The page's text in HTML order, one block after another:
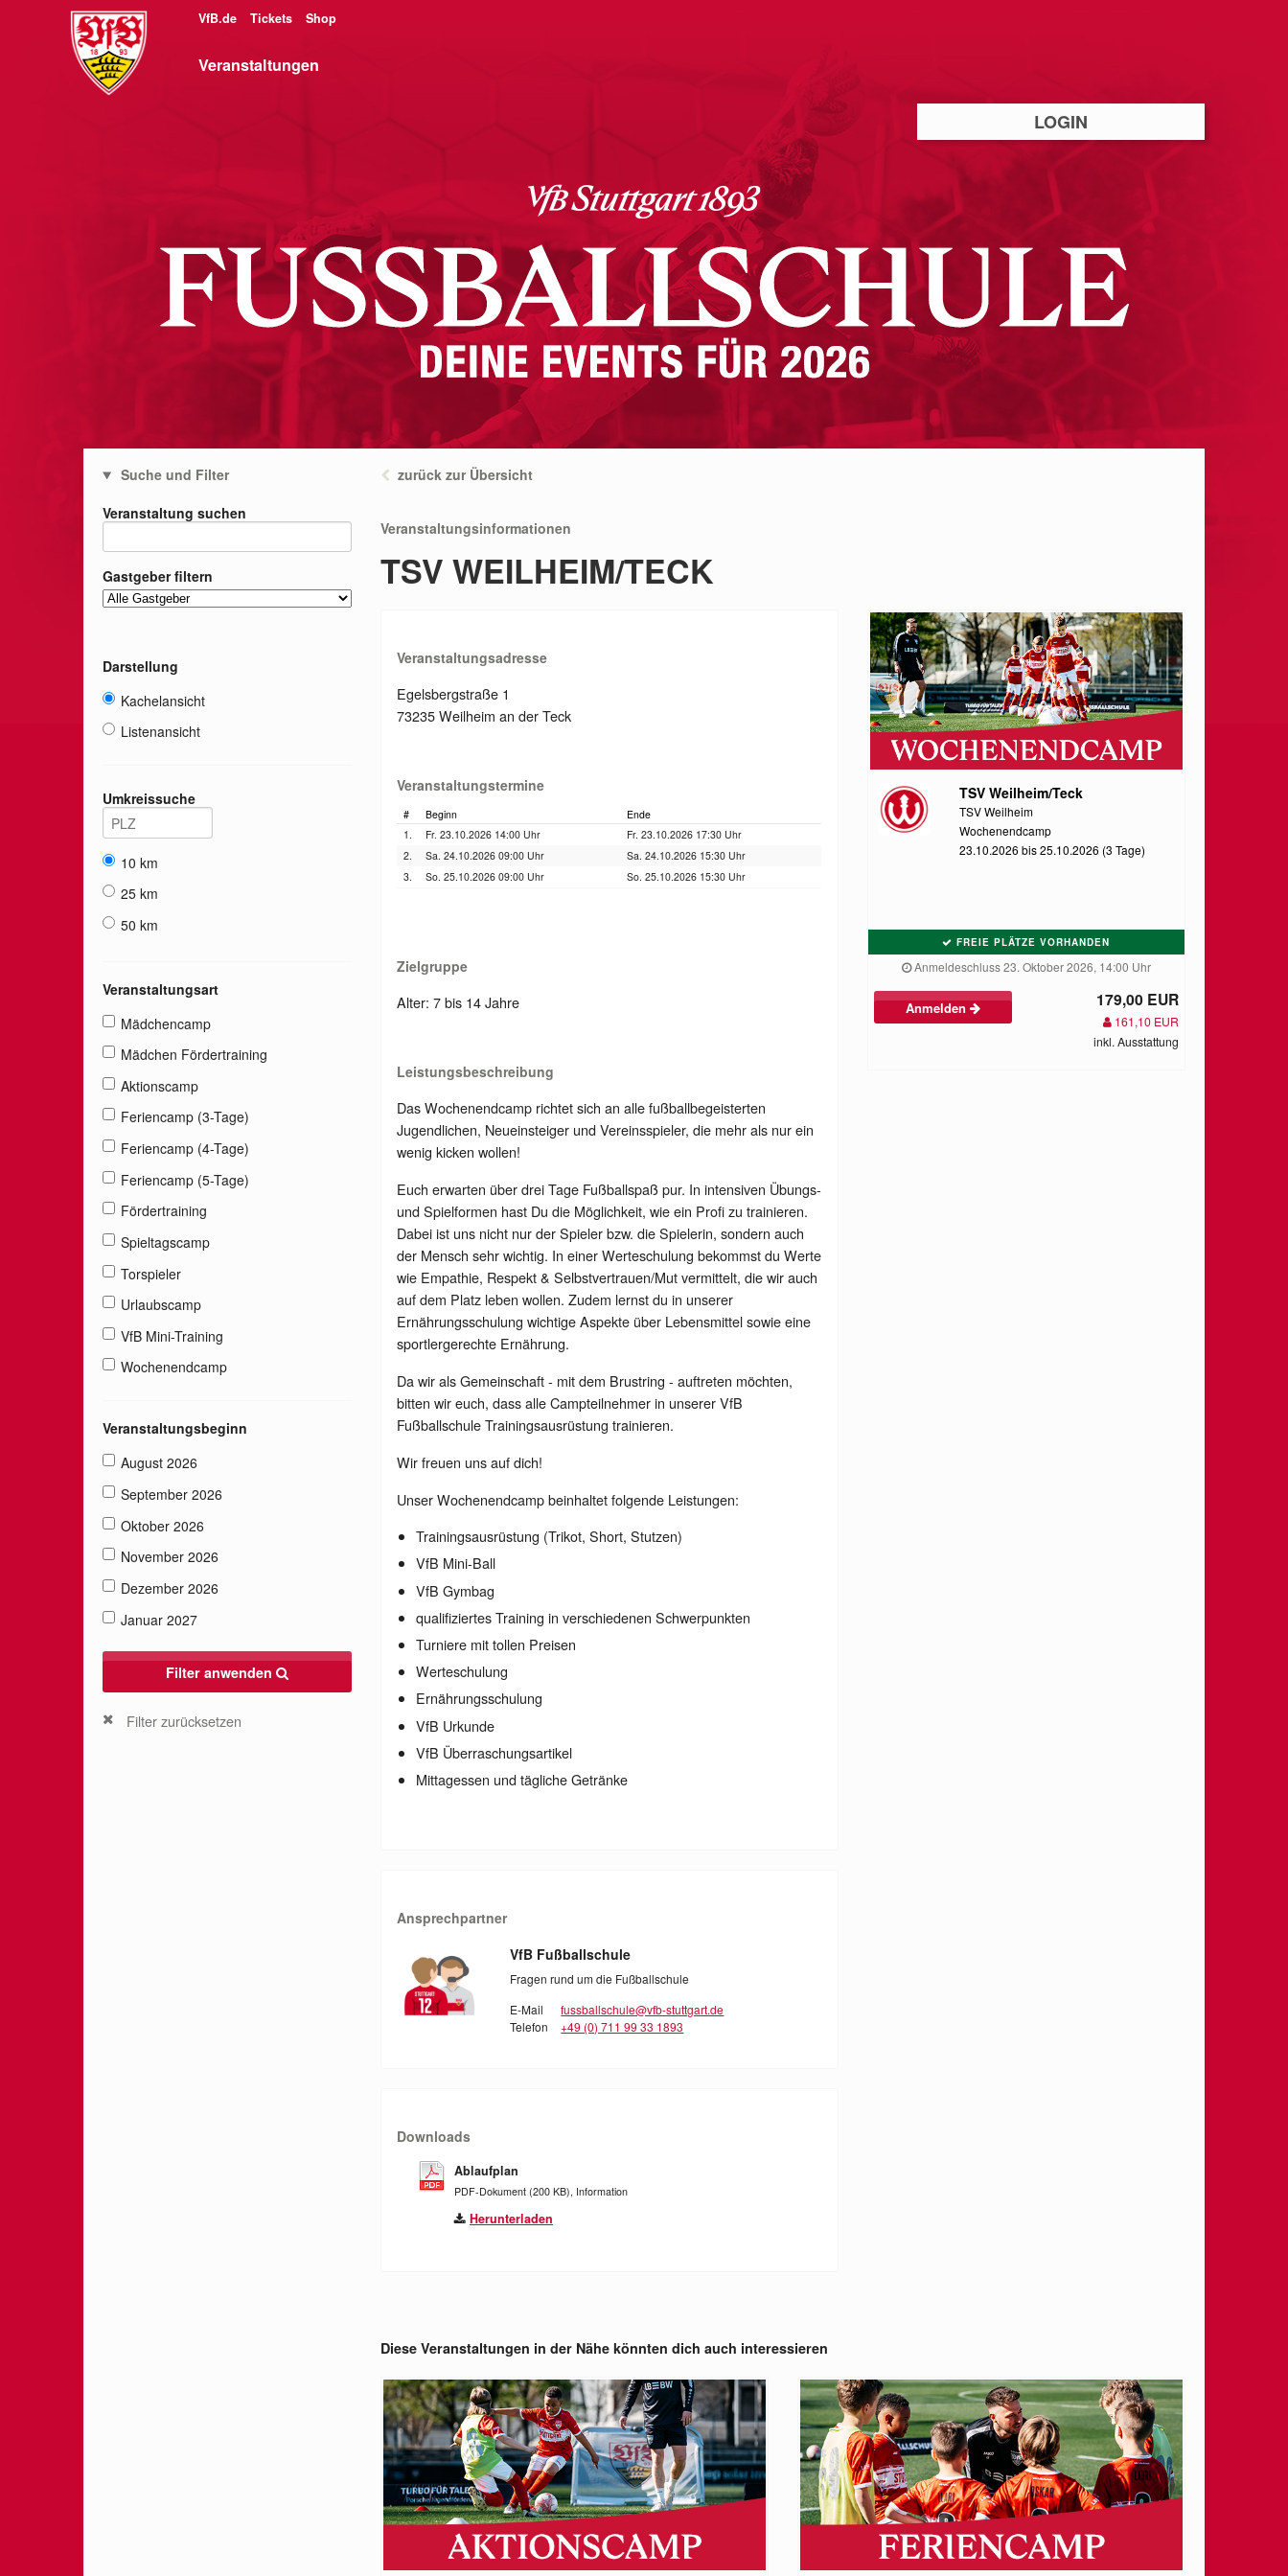
VfB.de Tickets Shop
Veranstaltungen
LOGIN
Suche und Filter
Veranstaltung suchen
Gastgeber filtern
Darstellung
Kachelansicht
Listenansicht
Umkreissuche
10 km
25 km
50 km
Veranstaltungsart
Mädchencamp
Mädchen Fördertraining
Aktionscamp
Feriencamp (3-Tage)
Feriencamp (4-Tage)
Feriencamp (5-Tage)
Fördertraining
Spieltagscamp
Torspieler
Urlaubscamp
VfB Mini-Training
Wochenendcamp
Veranstaltungsbeginn
August 2026
September 2026
Oktober 2026
November 2026
Dezember 2026
Januar 2027
Filter anwenden
Filter zurücksetzen
zurück zur Übersicht
Veranstaltungsinformationen
TSV WEILHEIM/TECK
Veranstaltungsadresse
Egelsbergstraße 1
73235 Weilheim an der Teck
Veranstaltungstermine
# Beginn
Ende
1.
Fr. 23.10.2026 14:00 Uhr
Fr. 23.10.2026 17:30 Uhr
2.
Sa. 24.10.2026 09:00 Uhr
Sa. 24.10.2026 15:30 Uhr
3.
So. 25.10.2026 09:00 Uhr So. 25.10.2026 15:30 Uhr
Zielgruppe
Alter: 7 bis 14 Jahre
Leistungsbeschreibung
Das Wochenendcamp richtet sich an alle fußballbegeisterten
Jugendlichen, Neueinsteiger und Vereinsspieler, die mehr als nur ein
wenig kicken wollen!
Euch erwarten über drei Tage Fußballspaß pur. In intensiven Übungs-
und Spielformen hast Du die Möglichkeit, wie ein Profi zu trainieren.
Dabei ist uns nicht nur der Spieler bzw. die Spielerin, sondern auch
der Mensch sehr wichtig. In einer Werteschulung bekommst du Werte
wie Empathie, Respekt & Selbstvertrauen/Mut vermittelt, die wir auch
auf dem Platz leben wollen. Zudem lernst du in unserer
Ernährungsschulung wichtige Aspekte über Lebensmittel sowie eine
sportlergerechte Ernährung.
Da wir als Gemeinschaft - mit dem Brustring - auftreten möchten,
bitten wir euch, dass alle Campteilnehmer in unserer VfB
Fußballschule Trainingsausrüstung trainieren.
Wir freuen uns auf dich!
Unser Wochenendcamp beinhaltet folgende Leistungen:
Trainingsausrüstung (Trikot, Short, Stutzen)
VfB Mini-Ball
VfB Gymbag
qualifiziertes Training in verschiedenen Schwerpunkten
Turniere mit tollen Preisen
Werteschulung
Ernährungsschulung
VfB Urkunde
VfB Überraschungsartikel
Mittagessen und tägliche Getränke
Ansprechpartner
VfB Fußballschule
Fragen rund um die Fußballschule
E-Mail
fussballschule@vfb-stuttgart.de
Telefon
+49 (0) 711 99 33 1893
Downloads
Ablaufplan
PDF-Dokument (200 KB), Information
Herunterladen
TSV Weilheim/Teck
TSV Weilheim
Wochenendcamp
23.10.2026 bis 25.10.2026 (3 Tage)
FREIE PLÄTZE VORHANDEN
Anmeldeschluss 23. Oktober 2026, 14:00 Uhr
Anmelden 179,00 EUR
161,10 EUR
inkl. Ausstattung
Diese Veranstaltungen in der Nähe könnten dich auch interessieren